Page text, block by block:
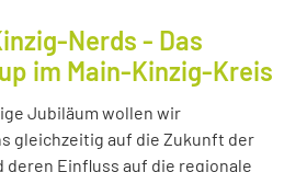
Nerds - Das
im Main-Kinzig-Kreis
Jubiläum wollen wir
gleichzeitig auf die Zukunft der
deren Einfluss auf die regionale